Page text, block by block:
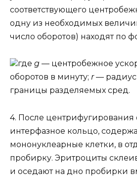
соответствующего
одну из необходимых
число оборотов) находят по
где g — центробежное
оборотов в минуту; r— радиус
границы разделяемых сред.
4. После центрифугирования
интерфазное кольцо,
мононуклеарные клетки, в
пробирку. Эритроциты
и оседают на дно пробирки